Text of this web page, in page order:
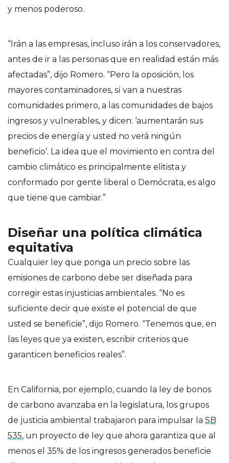
y menos poderoso.
“Irán a las empresas, incluso irán a los conservadores,
antes de ir a las personas que en realidad están más
afectadas”, dijo Romero. “Pero la oposición, los
mayores contaminadores, sí van a nuestras
comunidades primero, a las comunidades de bajos
ingresos y vulnerables, y dicen: ‘aumentarán sus
precios de energía y usted no verá ningún
beneficio’. La idea que el movimiento en contra del
cambio climático es principalmente elitista y
conformado por gente liberal o Demócrata, es algo
que tiene que cambiar.”
Diseñar una política climática
equitativa
Cualquier ley que ponga un precio sobre las
emisiones de carbono debe ser diseñada para
corregir estas injusticias ambientales. “No es
suficiente decir que existe el potencial de que
usted se beneficie”, dijo Romero. “Tenemos que, en
las leyes que ya existen, escribir criterios que
garanticen beneficios reales”.
En California, por ejemplo, cuando la ley de bonos
de carbono avanzaba en la legislatura, los grupos
de justicia ambiental trabajaron para impulsar la SB
535, un proyecto de ley que ahora garantiza que al
menos el 35% de los ingresos generados beneficie